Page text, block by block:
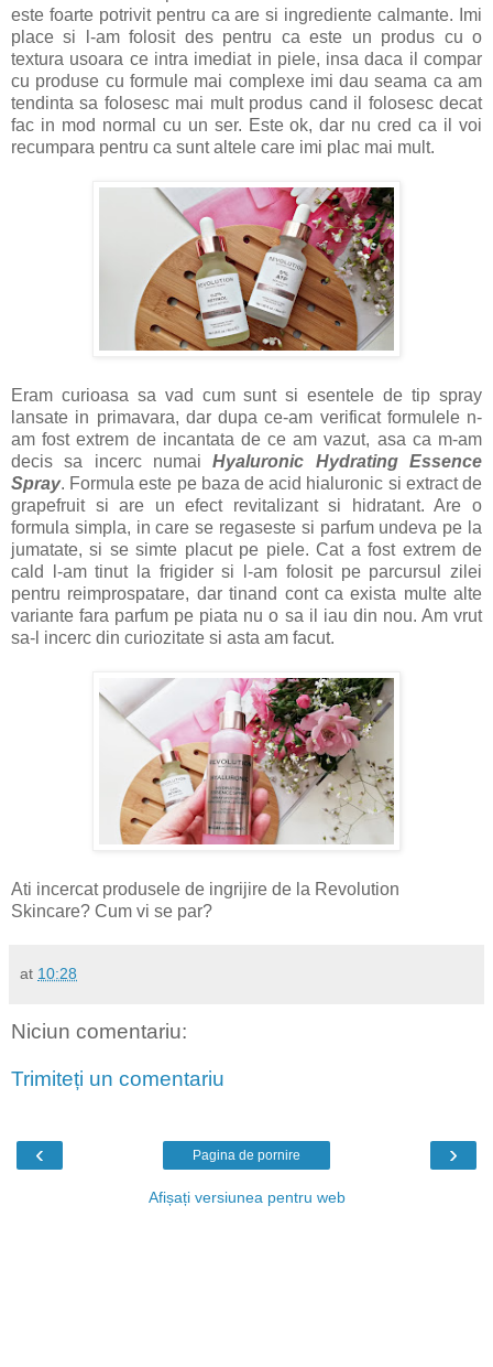
este foarte potrivit pentru ca are si ingrediente calmante. Imi
place si l-am folosit des pentru ca este un produs cu o
textura usoara ce intra imediat in piele, insa daca il compar
cu produse cu formule mai complexe imi dau seama ca am
tendinta sa folosesc mai mult produs cand il folosesc decat
fac in mod normal cu un ser. Este ok, dar nu cred ca il voi
recumpara pentru ca sunt altele care imi plac mai mult.
Eram curioasa sa vad cum sunt si esentele de tip spray
lansate in primavara, dar dupa ce-am verificat formulele n-
am fost extrem de incantata de ce am vazut, asa ca m-am
decis sa incerc numaiHyaluronic Hydrating Essence
Spray. Formula este pe baza de acid hialuronic si extract de
grapefruit si are un efect revitalizant si hidratant. Are o
formula simpla, in care se regaseste si parfum undeva pe la
jumatate, si se simte placut pe piele. Cat a fost extrem de
cald l-am tinut la frigider si l-am folosit pe parcursul zilei
pentru reimprospatare, dar tinand cont ca exista multe alte
variante fara parfum pe piata nu o sa il iau din nou. Am vrut
sa-l incerc din curiozitate si asta am facut.
Ati incercat produsele de ingrijire de la Revolution
Skincare? Cum vi se par?
at 10:28
Niciun comentariu:
Trimiteți un comentariu
‹ ›
Pagina de pornire
Afișați versiunea pentru web